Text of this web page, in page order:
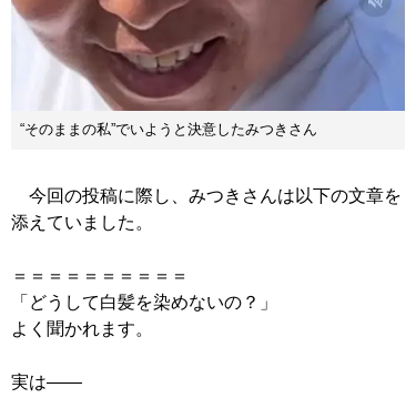
“そのままの私”でいようと決意したみつきさん
今回の投稿に際し、みつきさんは以下の文章を
添えていました。
＝＝＝＝＝＝＝＝＝＝
「どうして白髪を染めないの？」
よく聞かれます。
実は——